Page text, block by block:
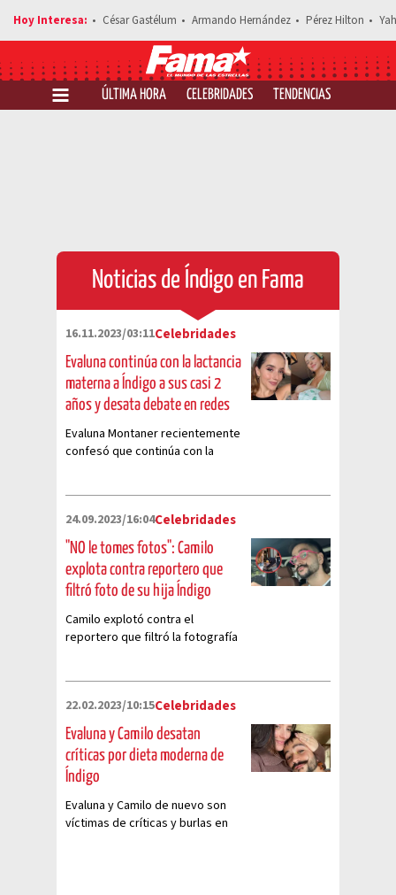
César Gastélum Armando Hernández Pérez Hilton
ÚLTIMA HORA CELEBRIDADES TENDENCIAS
Noticias de Índigo en Fama
16.11.2023/03:11Celebridades
Evaluna continúa con la lactancia
materna a Índigo a sus casi 2
años y desata debate en redes
Evaluna Montaner recientemente
confesó que continúa con la
24.09.2023/16:04Celebridades
"NO le tomes fotos": Camilo
explota contra reportero que
filtró foto de su hija Índigo
Camilo explotó contra el
reportero que filtró la fotografía
22.02.2023/10:15Celebridades
Evaluna y Camilo desatan
críticas por dieta moderna de
Índigo
Evaluna y Camilo de nuevo son
víctimas de críticas y burlas en